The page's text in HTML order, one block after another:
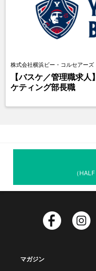
株式会社横浜ビー・コルセアーズ
【バスケ／管理職求
ケティング部長職
（
マガジン